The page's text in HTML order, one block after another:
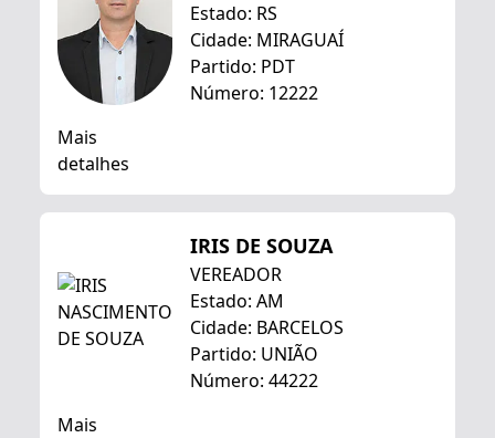
Estado: RS
Cidade: MIRAGUAÍ
Partido: PDT
Número: 12222
Mais
detalhes
IRIS DE SOUZA
VEREADOR
Estado: AM
Cidade: BARCELOS
Partido: UNIÃO
Número: 44222
Mais